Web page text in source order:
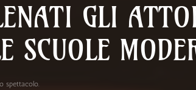
GLI
SCUOLE
spettacolo.